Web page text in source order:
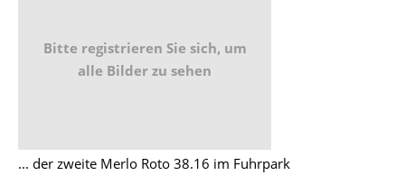
Bitte registrieren Sie sich, um
alle Bilder zu sehen
... der zweite Merlo Roto 38.16 im Fuhrpark